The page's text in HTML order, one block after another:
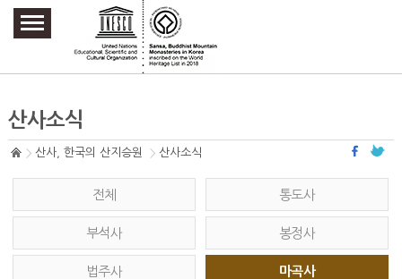
주요메뉴 바로가기
본문 바로가기
하단메뉴 바로가기
산사소식
산사, 한국의 산지승원 산사소식
전체 통도사
부석사 봉정사
법주사 마곡사